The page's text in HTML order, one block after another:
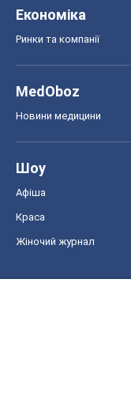
Економіка
Ринки та компанії
MedOboz
Новини медицини
Шоу
Афіша
Краса
Жіночий журнал